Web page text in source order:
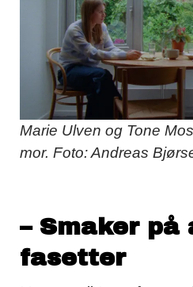
Marie Ulven og Tone
mor. Foto: Andreas
– Smaker
fasetter